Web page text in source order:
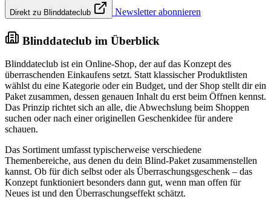
Direkt zu Blinddateclub Newsletter abonnieren
Blinddateclub im Überblick
Blinddateclub ist ein Online-Shop, der auf das Konzept des
überraschenden Einkaufens setzt. Statt klassischer Produktlisten
wählst du eine Kategorie oder ein Budget, und der Shop stellt dir ein
Paket zusammen, dessen genauen Inhalt du erst beim Öffnen kennst.
Das Prinzip richtet sich an alle, die Abwechslung beim Shoppen
suchen oder nach einer originellen Geschenkidee für andere
schauen.
Das Sortiment umfasst typischerweise verschiedene
Themenbereiche, aus denen du dein Blind-Paket zusammenstellen
kannst. Ob für dich selbst oder als Überraschungsgeschenk – das
Konzept funktioniert besonders dann gut, wenn man offen für
Neues ist und den Überraschungseffekt schätzt.